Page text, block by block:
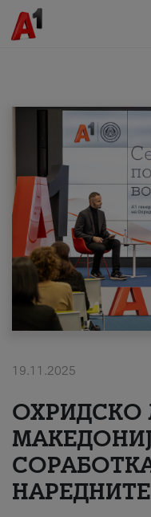
МК SQ
Приватни
Поддршка
Надополни кредит
#ПодобарОнлајн
19.11.2025
ОХРИДСКО